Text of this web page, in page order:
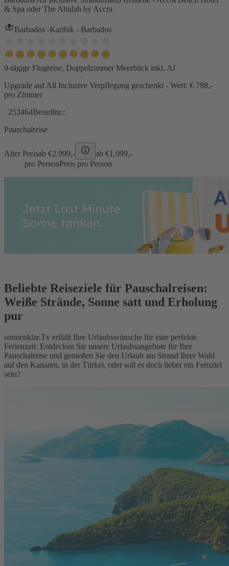
& Spa oder The Abidah by Accra
Barbados -Karibik - Barbados
9-tägige Flugreise, Doppelzimmer Meerblick inkl. AI
Upgrade auf All Inclusive Verpflegung geschenkt - Wert: € 798,-
pro Zimmer
253464Bestellnr.:
Pauschalreise
Alter Preisab €2.999,- ab €1.999,-
pro PersonPreis pro Person
Beliebte Reiseziele für Pauschalreisen:
Weiße Strände, Sonne satt und Erholung
pur
sonnenklar.Tv erfüllt Ihre Urlaubswünsche für eine perfekte
Ferienzeit. Entdecken Sie unsere Urlaubsangebote für Ihre
Pauschalreise und genießen Sie den Urlaub am Strand Ihrer Wahl
auf den Kanaren, in der Türkei, oder soll es doch lieber ein Fernziel
sein?